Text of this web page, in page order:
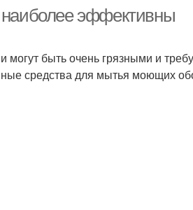
эффективны
быть очень грязными и
средства для мытья моющих